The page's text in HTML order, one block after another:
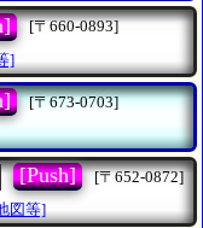
[〒660-0893]
]
[〒673-0703]
[Push]
[〒652-0872]
図等]